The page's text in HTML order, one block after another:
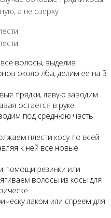
а не сверху.
волосы, выделив
около лба, делим ее на 3
прядки, левую заводим
остается в руке.
под среднюю часть
плести косу по всей
к ней все новые
помощи резинки или
волосы из косы для
лаком или спреем для